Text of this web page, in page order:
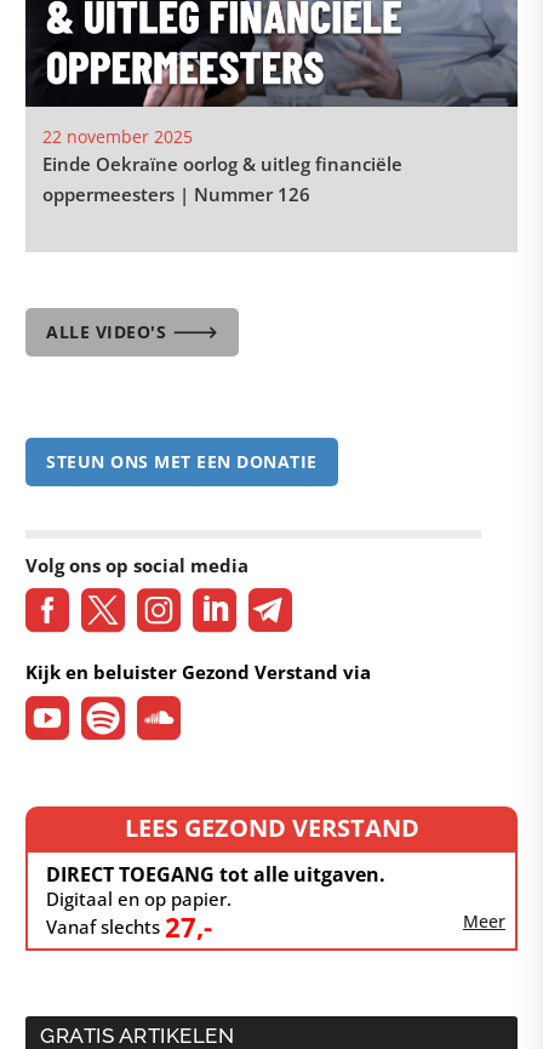
22 november 2025
Einde Oekraïne oorlog & uitleg financiële
oppermeesters | Nummer 126
ALLE VIDEO'S 🡒
STEUN ONS MET EEN DONATIE
Volg ons op social media
Kijk en beluister Gezond Verstand via
LEES GEZOND VERSTAND
DIRECT TOEGANG tot alle uitgaven.
Digitaal en op papier.
Vanaf slechts 27,- Meer
GRATIS ARTIKELEN